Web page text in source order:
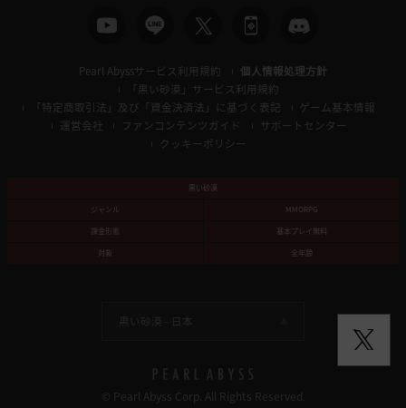
Pearl Abyssサービス利用規約
個人情報処理方針
「黒い砂漠」サービス利用規約
「特定商取引法」及び「資金決済法」に基づく表記
ゲーム基本情報
運営会社
ファンコンテンツガイド
サポートセンター
クッキーポリシー
黒い砂漠
ジャンル
MMORPG
課金形態
基本プレイ無料
対象
全年齢
黒い砂漠 - 日本
© Pearl Abyss Corp. All Rights Reserved.